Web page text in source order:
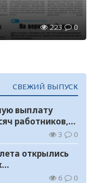
223 0
СВЕЖИЙ ВЫПУСК
выплату
работников,
труда3 0
открылись
6 0